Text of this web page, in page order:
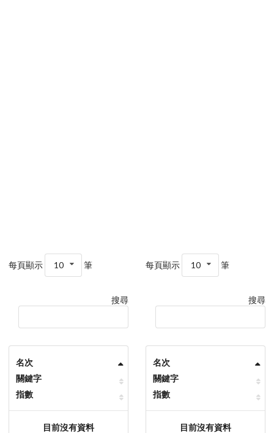
每頁顯示 10 筆
搜尋
名次
關鍵字
指數
目前沒有資料
每頁顯示 10 筆
搜尋
名次
關鍵字
指數
目前沒有資料